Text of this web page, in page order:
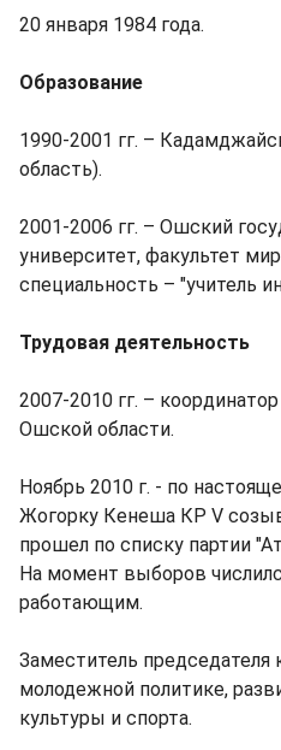
20 января 1984 года.
Образование
1990-2001 гг. –
область).
2001-2006 гг. – Ошский
университет, факультет
специальность – "учитель
Трудовая деятельность
2007-2010 гг. –
Ошской области.
Ноябрь 2010 г. - по
Жогорку Кенеша КР V
прошел по списку партии
На момент выборов
работающим.
Заместитель
молодежной политике,
культуры и спорта.